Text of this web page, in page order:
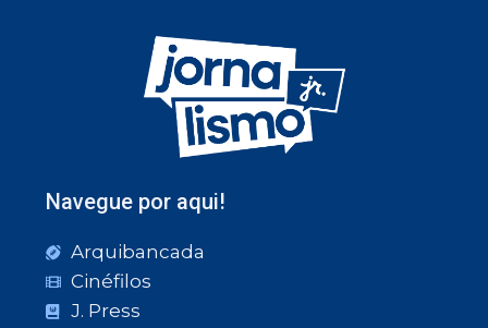
Navegue por aqui!
Arquibancada
Cinéfilos
J. Press